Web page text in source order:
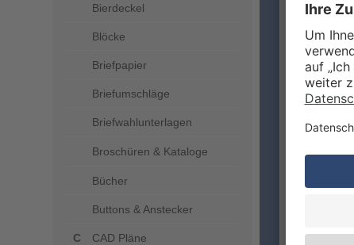
Bierdeckel
Blöcke
Briefpapier
Briefumschläge
Briefwahlunterlagen
Broschüren & Kataloge
Bücher
Buttons & Anstecker
CAD Pläne